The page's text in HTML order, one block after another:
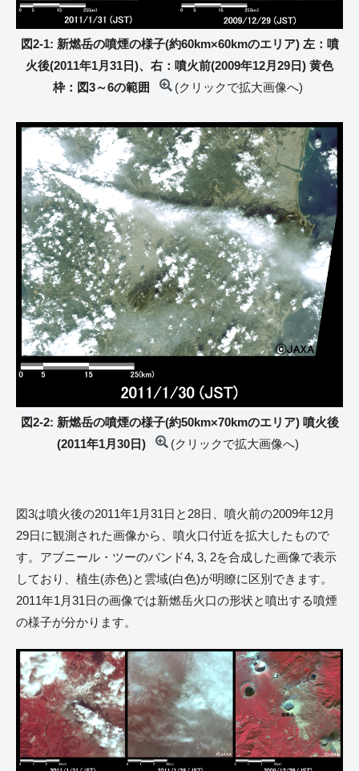
図2-1: 新燃岳の噴煙の様子(約60km×60kmのエリア) 左：噴
火後(2011年1月31日)、右：噴火前(2009年12月29日) 黄色
枠：図3～6の範囲
(クリックで拡大画像へ)
図2-2: 新燃岳の噴煙の様子(約50km×70kmのエリア) 噴火後
(2011年1月30日)
(クリックで拡大画像へ)
図3は噴火後の2011年1月31日と28日、噴火前の2009年12月
29日に観測された画像から、噴火口付近を拡大したもので
す。アブニール・ツーのバンド4, 3, 2を合成した画像で表示
しており、植生(赤色)と雲域(白色)が明瞭に区別できます。
2011年1月31日の画像では新燃岳火口の形状と噴出する噴煙
の様子が分かります。